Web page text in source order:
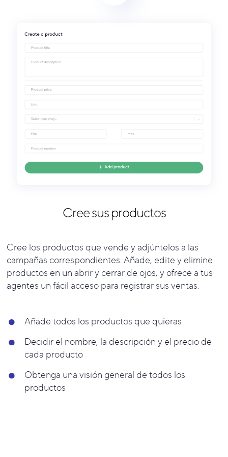
Cree sus productos
Cree los productos que vende y adjúntelos a las
campañas correspondientes. Añade, edite y elimine
productos en un abrir y cerrar de ojos, y ofrece a tus
agentes un fácil acceso para registrar sus ventas.
Añade todos los productos que quieras
Decidir el nombre, la descripción y el precio de
cada producto
Obtenga una visión general de todos los
productos